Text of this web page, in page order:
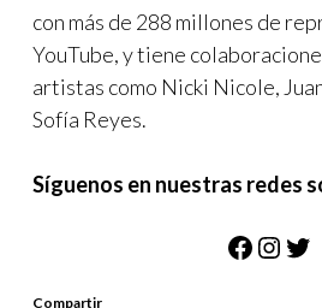
con más de 288 millones de
YouTube, y tiene
artistas como Nicki Nicole,
Sofía Reyes.
Síguenos en nuestras redes
Compartir